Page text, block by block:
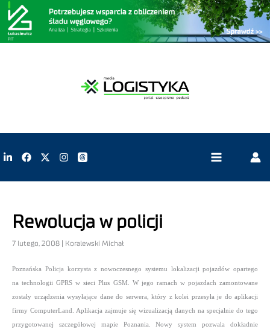
Rewolucja w policji
7 lutego, 2008 | Koralewski Michał
Poznańska Policja korzysta z nowoczesnego systemu lokalizacji pojazdów opartego
na technologii GPRS w sieci Plus GSM. W jego ramach w pojazdach zamontowane
zostały urządzenia wysyłające dane do serwera, który z kolei przesyła je do aplikacji
firmy ComputerLand. Aplikacja zajmuje się wizualizacją danych na specjalnie do tego
przygotowanej szczegółowej mapie Poznania. Nowy system pozwala dokładnie